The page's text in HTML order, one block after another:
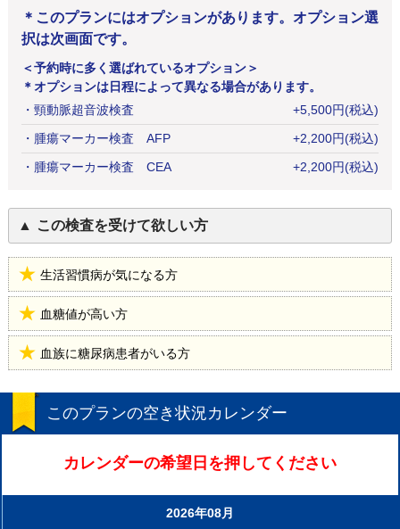
＊このプランにはオプションがあります。オプション選
択は次画面です。
＜予約時に多く選ばれているオプション＞
＊オプションは日程によって異なる場合があります。
・ 頸動脈超音波検査 +5,500円(税込)
・ 腫瘍マーカー検査 AFP +2,200円(税込)
・ 腫瘍マーカー検査 CEA +2,200円(税込)
この検査を受けて欲しい方
生活習慣病が気になる方
血糖値が高い方
血族に糖尿病患者がいる方
このプランの空き状況カレンダー
カレンダーの希望日を押してください
2026年08月